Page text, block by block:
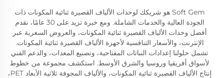
Soft Gem هو شريكك لوحدات الألياف القصيرة ثنائية المكونات ذات
الجودة العالية والخدمات الشاملة. ومع خبرة تزيد على 30 عامًا، نقدم
أفضل وحدات الألياف القصيرة ثنائية المكونات، والعروض السعرية عبر
الإنترنت، والأسعار التنافسية لأجهزة الألياف القصيرة ثنائية المكونات.
تشمل حلولنا إعدادات النباتات المفتاحية، وتصنيع المعدات، والدعم الفني
لأسواق أفريقيا وروسيا والشرق الأوسط. استكشف مجموعة من خطوط
إنتاج الألياف القصيرة ثنائية المكونات، والألياف المجوفة ثلاثية الأبعاد PET،